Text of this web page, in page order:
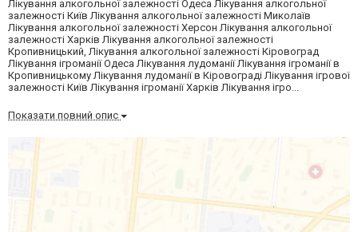
Анонімний Кабінет Центр Практичної Психотерапії "КАРАТ" Лікування
гіпнозом. Психолог, дитячий психолог, психотерапевт, гіпнотерапевт.
Лікування алкогольної залежності Одеса Лікування алкогольної
залежності Київ Лікування алкогольної залежності Миколаїв
Лікування алкогольної залежності Херсон Лікування алкогольної
залежності Харків Лікування алкогольної залежності
Кропивницький, Лікування алкогольної залежності Кіровоград
Лікування ігроманії Одеса Лікування лудоманії Лікування ігроманії в
залежності Київ Лікування ігроманії Харків Лікування ігро...